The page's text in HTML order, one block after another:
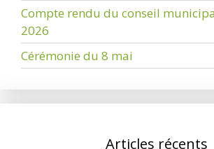
Compte rendu du conseil
2026
Cérémonie du 8 mai
Articles récents